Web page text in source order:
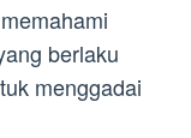
berlaku
menggadai